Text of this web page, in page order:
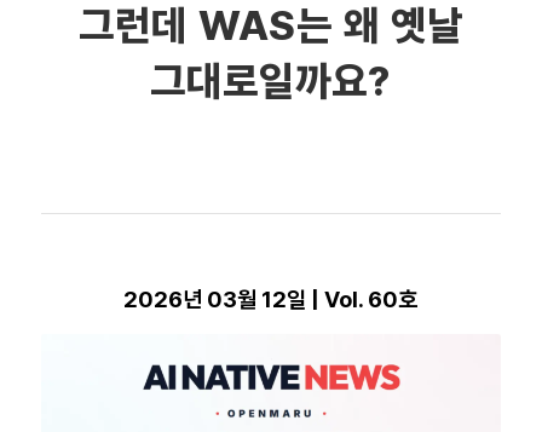
그런데 WAS는 왜 옛날
그대로일까요?
2026년 03월 12일 | Vol. 60호